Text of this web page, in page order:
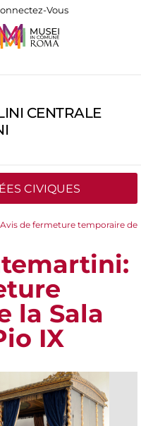
Vous
CENTRALE
CIVIQUES
de fermeture temporaire de
la Sala
IX